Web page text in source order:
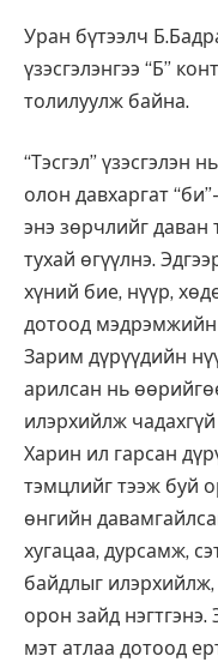
Уран бүтээлч
үзэсгэлэнгээ “Б”
толилуулж байна.
“Тэсгэл” үзэсгэлэн
олон давхаргат
энэ зөрчлийг даван
тухай өгүүлнэ.
хүний бие, нүүр,
дотоод
Зарим дүрүүдийн
арилсан нь
илэрхийлж
Харин ил гарсан
тэмцлийг тээж буй
өнгийн
хугацаа, дурсамж,
байдлыг илэрхийлж,
орон зайд
мэт атлаа дотоод